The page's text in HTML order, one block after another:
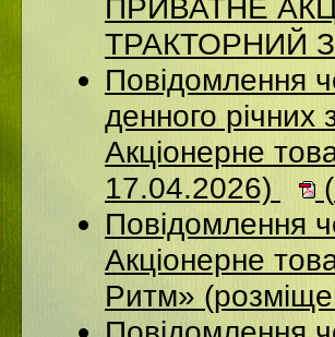
ПРИВАТНЕ
ТРАКТОРНИЙ
Повідомлення
денного річних
Акціонерне
17.04.2026)
(
Повідомлення
Акціонерне
Ритм»